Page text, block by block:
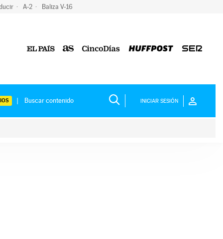
A-2 Baliza V-16
INICIAR SESIÓN